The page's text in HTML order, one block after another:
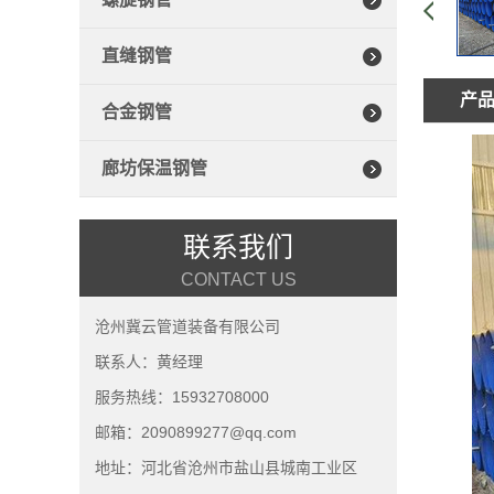
直缝钢管
合金钢管
廊坊保温钢管
联系我们
CONTACT US
沧州冀云管道装备有限公司
联系人：黄经理
服务热线：15932708000
邮箱：2090899277@qq.com
地址：河北省沧州市盐山县城南工业区
产